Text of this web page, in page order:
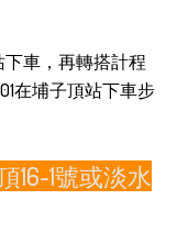
車，再轉搭計程
在埔子頂站下車步
16-1號或淡水